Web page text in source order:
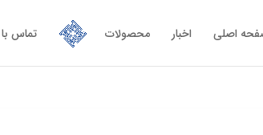
اصلی اخبار محصولات تماس با